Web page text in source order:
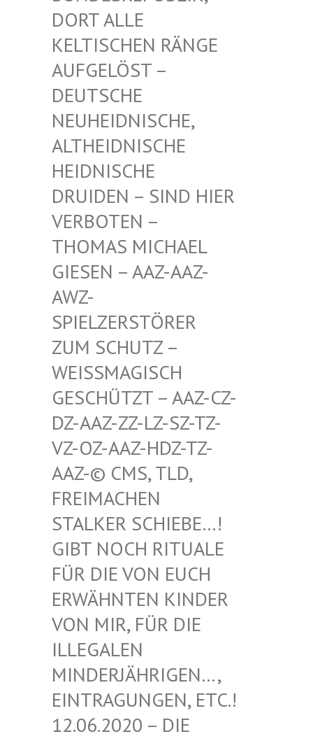
ORT ALLE K
ELTISCHEN RÄNGE A
UFGELÖST – D
EUTSCHE N
EUHEIDNISCHE, A
LTHEIDNISCHE H
EIDNISCHE D
RUIDEN – SIND HIER V
ERBOTEN – T
HOMAS MICHAEL G
IESEN – AAZ-AAZ-A
WZ-S
PIELZERSTÖRER Z
UM SCHUTZ – W
EISSMAGISCH GE
SCHÜTZT – AAZ-CZ-DZ
-AAZ-ZZ-LZ-SZ-TZ-VZ
-OZ-AAZ-HDZ-TZ-AA
Z-© CMS, TLD, FR
EIMACHEN ST
ALKER SCHIEBE…! GI
BT NOCH RITUALE FÜ
R DIE VON EUCH ER
WÄHNTEN KINDER VO
N MIR, FÜR DIE IL
LEGALEN MI
NDERJÄHRIGEN…, EI
NTRAGUNGEN, ETC.! 12
.06.2020 – DIE RE